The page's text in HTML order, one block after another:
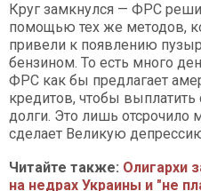
Круг замкнулся — ФРС
помощью тех же методов,
привели к появлению
бензином. То есть много
ФРС как бы предлагает
кредитов, чтобы
долги. Это лишь отсрочило
сделает Великую
Читайте также: Олигархи
на недрах Украины и "не